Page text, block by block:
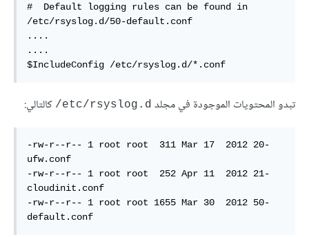
#  Default logging rules can be found in
/etc/rsyslog.d/50-default.conf
....
....
$IncludeConfig /etc/rsyslog.d/*.conf
تبدو المحتويات الموجودة في مجلد etc/rsyslog.d/ كالتالي:
-rw-r--r-- 1 root root  311 Mar 17  2012 20-
ufw.conf
-rw-r--r-- 1 root root  252 Apr 11  2012 21-
cloudinit.conf
-rw-r--r-- 1 root root 1655 Mar 30  2012 50-
default.conf